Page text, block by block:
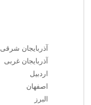
آذربایجان شرقی
آذربایجان غربی
اردبیل
اصفهان
البرز